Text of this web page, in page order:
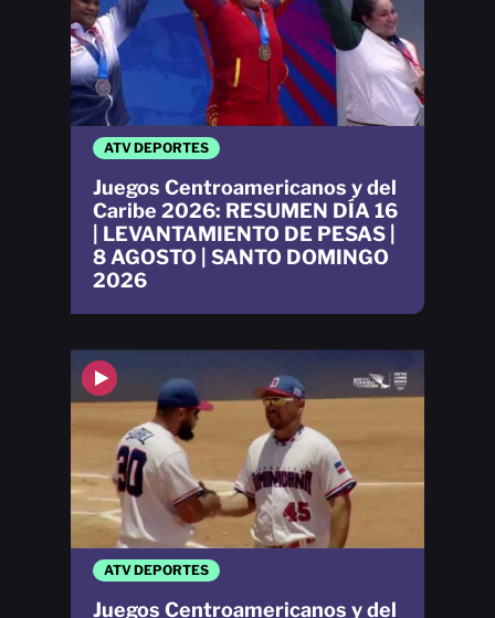
ATV DEPORTES
Juegos Centroamericanos y del
ATV DEPORTES
Juegos Centroamericanos y del
Caribe 2026: RESUMEN DÍA 16
| LEVANTAMIENTO DE PESAS |
8 AGOSTO | SANTO DOMINGO
2026